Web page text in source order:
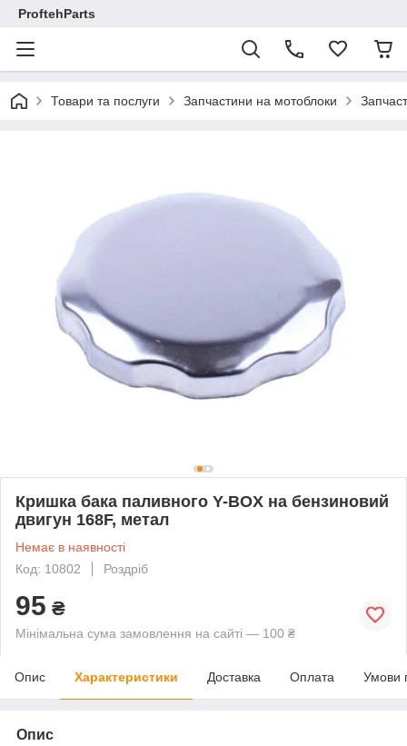
ProftehParts
Товари та послуги Запчастини на мотоблоки
Кришка бака паливного Y-BOX на бензиновий
двигун 168F, метал
Немає в наявності
Код: 10802
Роздріб
95 ₴
Мінімальна сума замовлення на сайті — 100 ₴
Опис Характеристики Доставка Оплата Умови
Опис